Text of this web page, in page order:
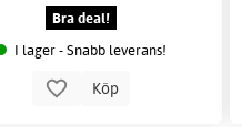
Bra deal!
I lager - Snabb leverans!
Köp